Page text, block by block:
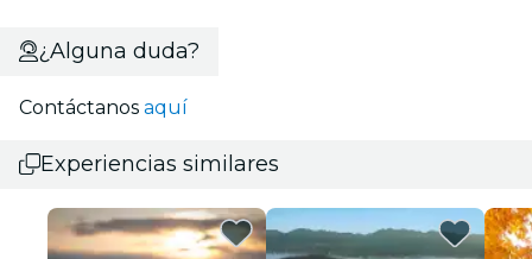
¿Alguna duda?
Contáctanos aquí
Experiencias similares